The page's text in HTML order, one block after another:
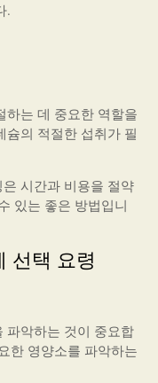
.
하는 데 중요한 역할을
슘의 적절한 섭취가 필
시간과 비용을 절약
있는 좋은 방법입니
선택 요령
파악하는 것이 중요합
한 영양소를 파악하는